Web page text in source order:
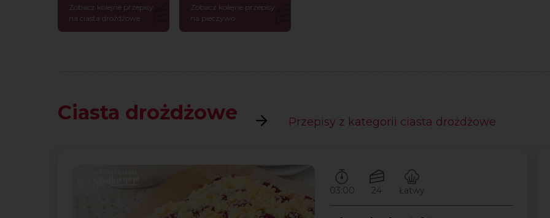
Zobacz kolejne przepisy
na ciasta drożdżowe
Zobacz kolejne przepisy
na pieczywo
Ciasta drożdżowe Przepisy z kategorii ciasta drożdżowe
Czas przygotowywania:
03:00
Ilość porcji:
24
Poziom trudności:
Łatwy